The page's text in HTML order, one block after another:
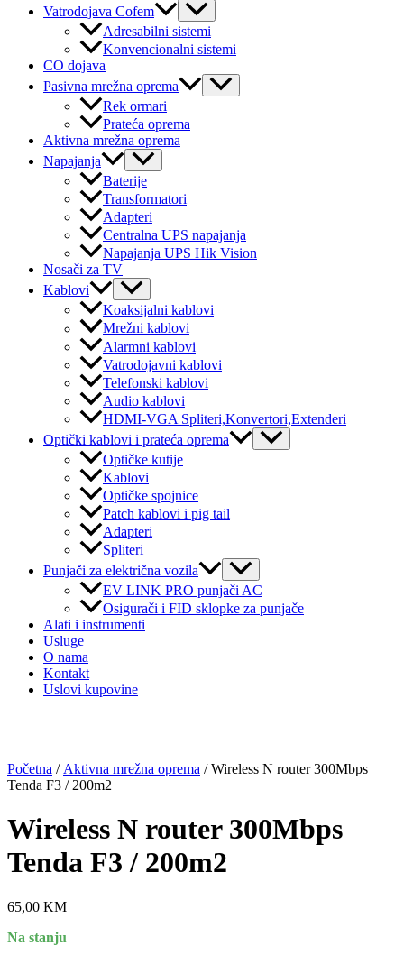
Vatrodojava Cofem
Menu
Toggle
Adresabilni sistemi
Konvencionalni sistemi
CO dojava
Pasivna mrežna oprema
Menu
Toggle
Rek ormari
Prateća oprema
Aktivna mrežna oprema
Napajanja
Menu
Toggle
Baterije
Transformatori
Adapteri
Centralna UPS napajanja
Napajanja UPS Hik Vision
Nosači za TV
Kablovi
Menu
Toggle
Koaksijalni kablovi
Mrežni kablovi
Alarmni kablovi
Vatrodojavni kablovi
Telefonski kablovi
Audio kablovi
HDMI-VGA Spliteri,Konvertori,Extenderi
Optički kablovi i prateća oprema
Menu
Toggle
Optičke kutije
Kablovi
Optičke spojnice
Patch kablovi i pig tail
Adapteri
Spliteri
Punjači za električna vozila
Menu
Toggle
EV LINK PRO punjači AC
Osigurači i FID sklopke za punjače
Alati i instrumenti
Usluge
O nama
Kontakt
Uslovi kupovine
Početna / Aktivna mrežna oprema / Wireless N router 300Mbps
Tenda F3 / 200m2
Wireless N router 300Mbps
Tenda F3 / 200m2
65,00 KM
Na stanju